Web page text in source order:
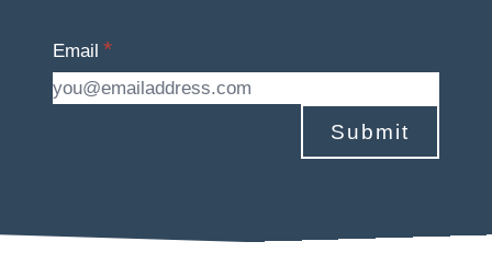
Email
Submit